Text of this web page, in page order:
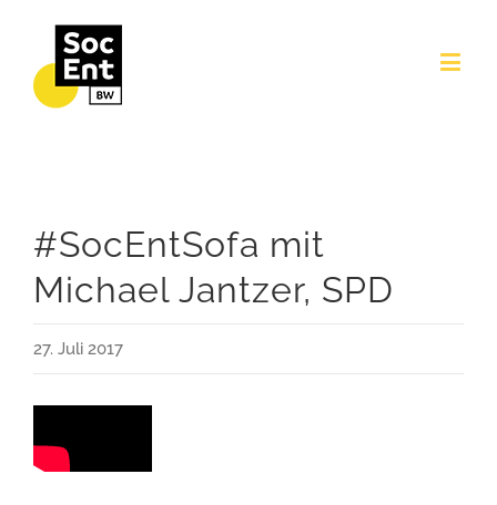
#SocEntSofa mit
Michael Jantzer, SPD
27. Juli 2017